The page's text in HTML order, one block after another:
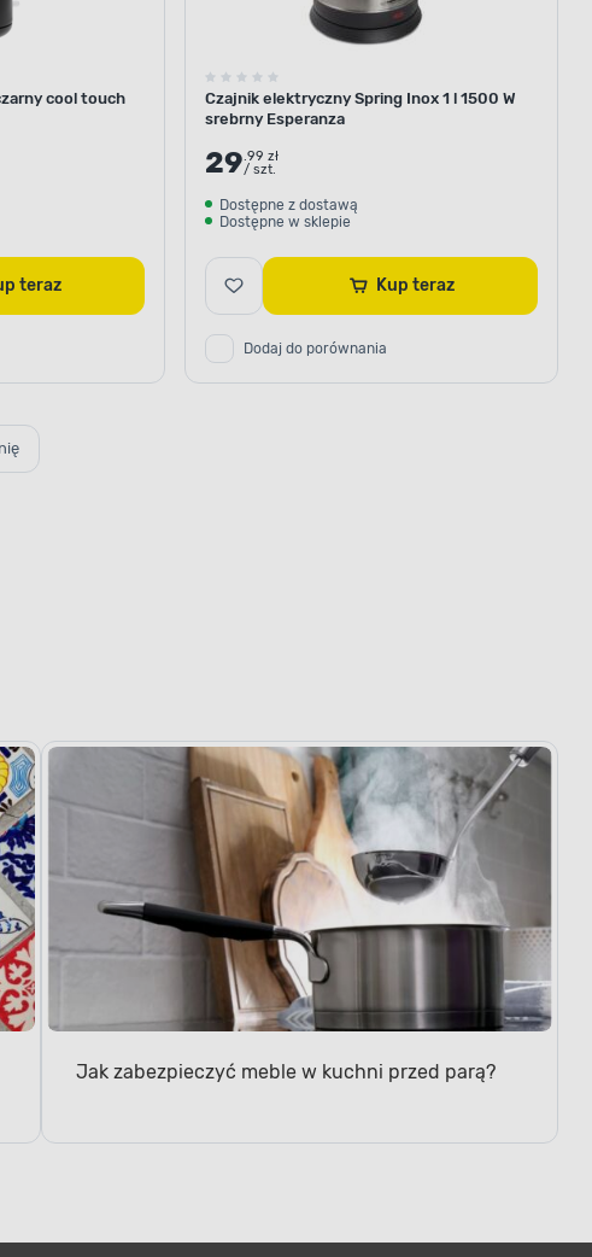
cool touch
Kup teraz
Czajnik elektryczny Spring Inox 1 l 1500 W
srebrny Esperanza
29.99 zł
/ szt.
Dostępne z dostawą
Dostępne w sklepie
Kup teraz
Dodaj do porównania
Jak zabezpieczyć meble w kuchni przed parą?